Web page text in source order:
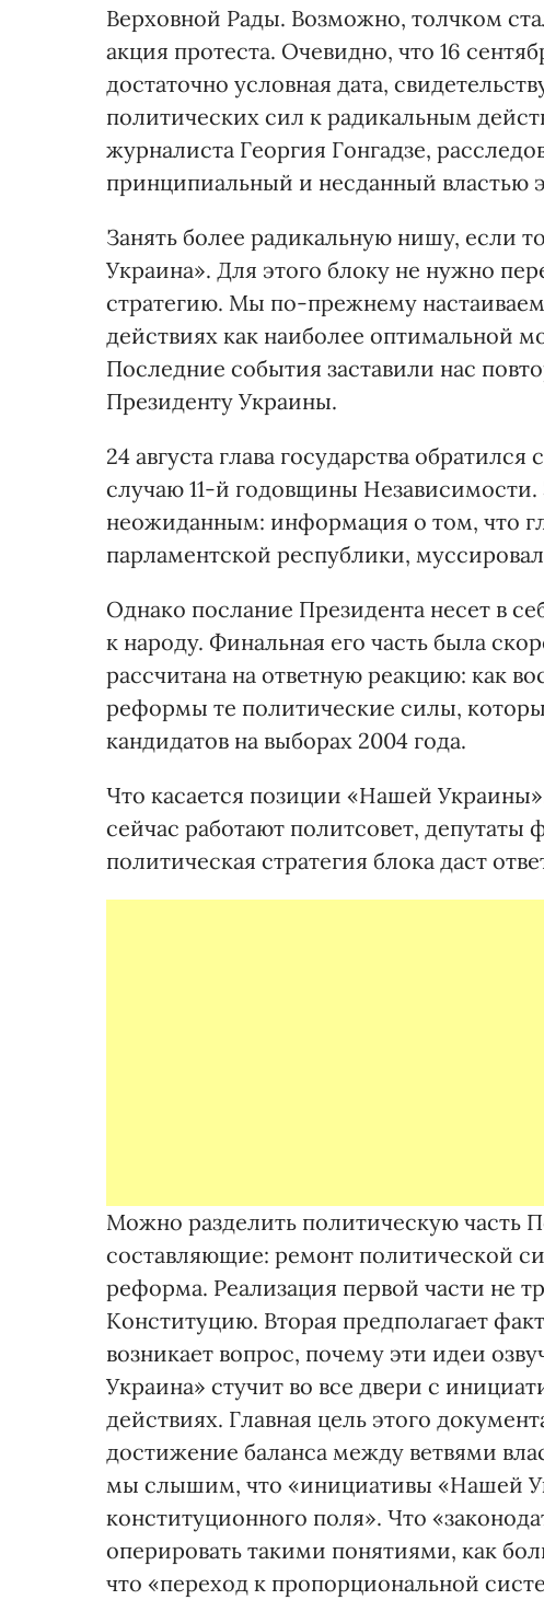
Верховной Рады. Возможно, толчком
акция протеста. Очевидно, что 16
достаточно условная дата,
политических сил к радикальным
журналиста Георгия Гонгадзе,
принципиальный и несданный властью
Занять более радикальную нишу, если
Украина». Для этого блоку не нужно
стратегию. Мы по-прежнему
действиях как наиболее оптимальной
Последние события заставили нас
Президенту Украины.
24 августа глава государства
случаю 11-й годовщины
неожиданным: информация о том, что
парламентской республики,
Однако послание Президента несет в
к народу. Финальная его часть была
рассчитана на ответную реакцию: как
реформы те политические силы,
кандидатов на выборах 2004 года.
Что касается позиции «Нашей
сейчас работают политсовет,
политическая стратегия блока даст
Можно разделить политическую часть
составляющие: ремонт политической
реформа. Реализация первой части не
Конституцию. Вторая предполагает
возникает вопрос, почему эти идеи
Украина» стучит во все двери с
действиях. Главная цель этого
достижение баланса между ветвями
мы слышим, что «инициативы «Нашей
конституционного поля». Что
оперировать такими понятиями, как
что «переход к пропорциональной